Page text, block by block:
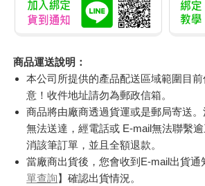
商品運送說明：
本公司所提供的產品配送區域範圍目
意！收件地址請勿為郵政信箱。
商品將由廠商透過貨運或是郵局寄送
無法送達，經電話或 E-mail無法聯繫
消該筆訂單，並且全額退款。
當廠商出貨後，您會收到E-mail出貨通
單查詢】確認出貨情況。